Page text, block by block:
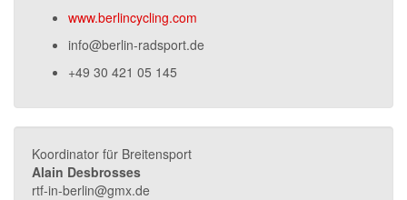
www.berlincycling.com
info@berlin-radsport.de
+49 30 421 05 145
Koordinator für Breitensport
Alain Desbrosses
rtf-in-berlin@gmx.de